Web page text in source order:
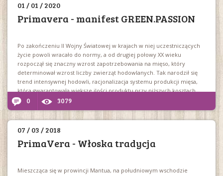
01 / 01 / 2020
Primavera - manifest GREEN.PASSION
Po zakończeniu II Wojny Światowej w krajach w niej uczestniczących
życie powoli wracało do normy, a od drugiej połowy XX wieku
rozpoczął się znaczny wzrost zapotrzebowania na mięso, który
determinował wzrost liczby zwierząt hodowlanych. Tak narodził się
trend intensywnej hodowli, racjonalizacja systemu produkcji mięsa,
która gwarantowała większe ilości produktu przy niższych kosztach.
0 3079
07 / 03 / 2018
PrimaVera - Włoska tradycja
Mieszcząca się w prowincji Mantua, na południowym wschodzie